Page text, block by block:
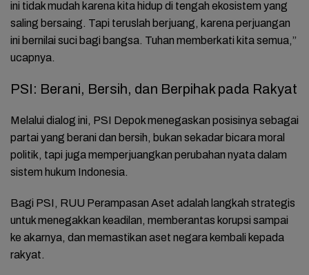
ini tidak mudah karena kita hidup di tengah ekosistem yang
saling bersaing. Tapi teruslah berjuang, karena perjuangan
ini bernilai suci bagi bangsa. Tuhan memberkati kita semua,”
ucapnya.
PSI: Berani, Bersih, dan Berpihak pada Rakyat
Melalui dialog ini, PSI Depok menegaskan posisinya sebagai
partai yang berani dan bersih, bukan sekadar bicara moral
politik, tapi juga memperjuangkan perubahan nyata dalam
sistem hukum Indonesia.
Bagi PSI, RUU Perampasan Aset adalah langkah strategis
untuk menegakkan keadilan, memberantas korupsi sampai
ke akarnya, dan memastikan aset negara kembali kepada
rakyat.